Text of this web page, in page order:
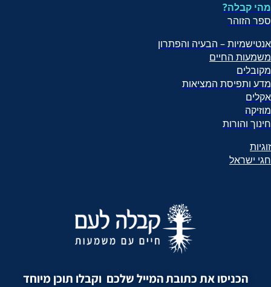
מהי קבלה?
ספר הזוהר
אנטישמיות – הבעיה והפתרון
משמעות החיים
מקובלים
מדע ותפיסת המציאות
אקלים
מוזיקה
חינוך והורות
זוגיות
חגי ישראל
הכניסו את כתובת המייל שלכם וקבלו תוכן מיוחד